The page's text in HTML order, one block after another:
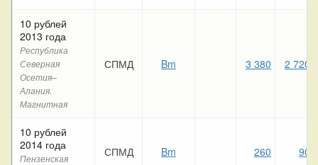
10 рублей
2013 года
Республика
Северная
Осетия–
Алания.
Магнитная
СПМД Bm 3 380 2 720
10 рублей
2014 года
Пензенская
СПМД Bm 260 90